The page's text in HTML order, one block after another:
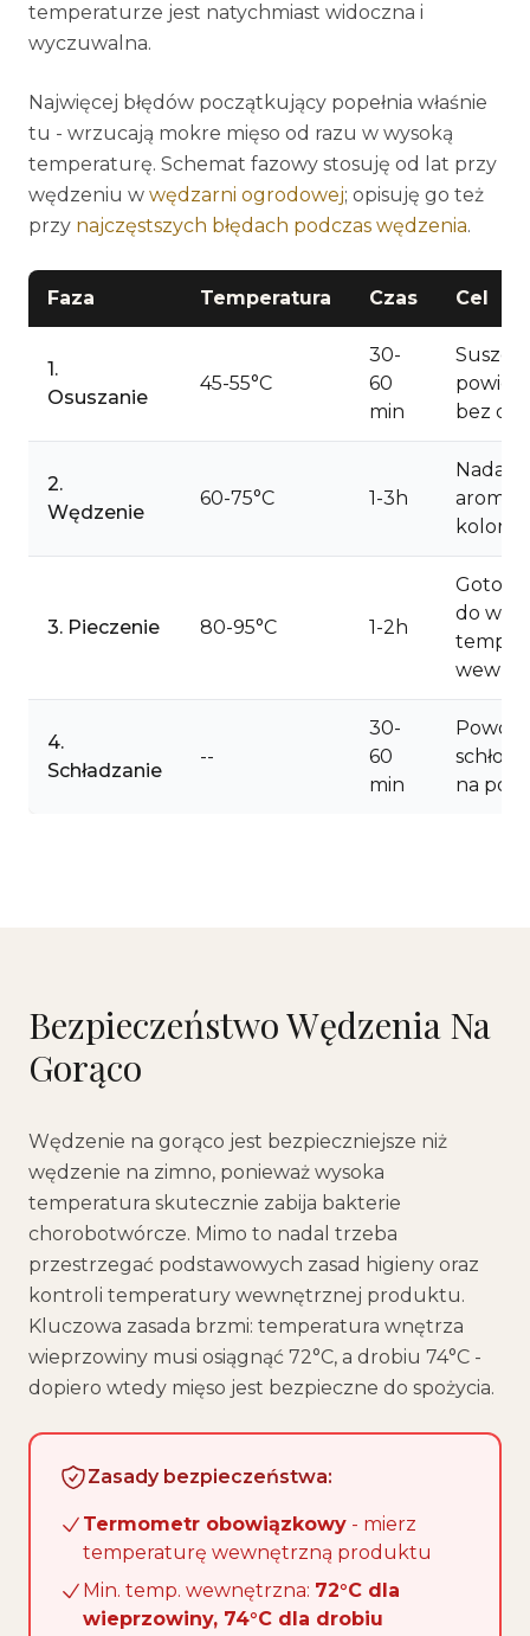
temperaturze jest natychmiast widoczna i
wyczuwalna.
Najwięcej błędów początkujący popełnia właśnie
tu - wrzucają mokre mięso od razu w wysoką
temperaturę. Schemat fazowy stosuję od lat przy
wędzeniu w wędzarni ogrodowej; opisuję go też
przy najczęstszych błędach podczas wędzenia.
Faza Temperatura Czas Cel
1.
Osuszanie
45-55°C
30-
60
min
bez
2.
Wędzenie
60-75°C 1-3h
koloru
3. Pieczenie 80-95°C 1-2h
do
temp.
4.
Schładzanie
--
30-
60
min
na
Bezpieczeństwo Wędzenia Na
Gorąco
Wędzenie na gorąco jest bezpieczniejsze niż
wędzenie na zimno, ponieważ wysoka
temperatura skutecznie zabija bakterie
chorobotwórcze. Mimo to nadal trzeba
przestrzegać podstawowych zasad higieny oraz
kontroli temperatury wewnętrznej produktu.
Kluczowa zasada brzmi: temperatura wnętrza
wieprzowiny musi osiągnąć 72°C, a drobiu 74°C -
dopiero wtedy mięso jest bezpieczne do spożycia.
Zasady bezpieczeństwa:
Termometr obowiązkowy - mierz
temperaturę wewnętrzną produktu
Min. temp. wewnętrzna: 72°C dla
wieprzowiny, 74°C dla drobiu